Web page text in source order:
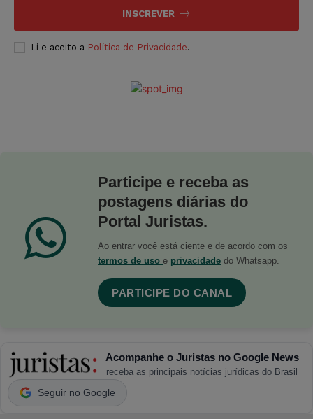
INSCREVER
Li e aceito a Política de Privacidade.
Participe e receba as
postagens diárias do
Portal Juristas.
Ao entrar você está ciente e de acordo com os
termos de uso e privacidade do Whatsapp.
PARTICIPE DO CANAL
Acompanhe o Juristas no Google News
receba as principais notícias jurídicas do Brasil
Seguir no Google